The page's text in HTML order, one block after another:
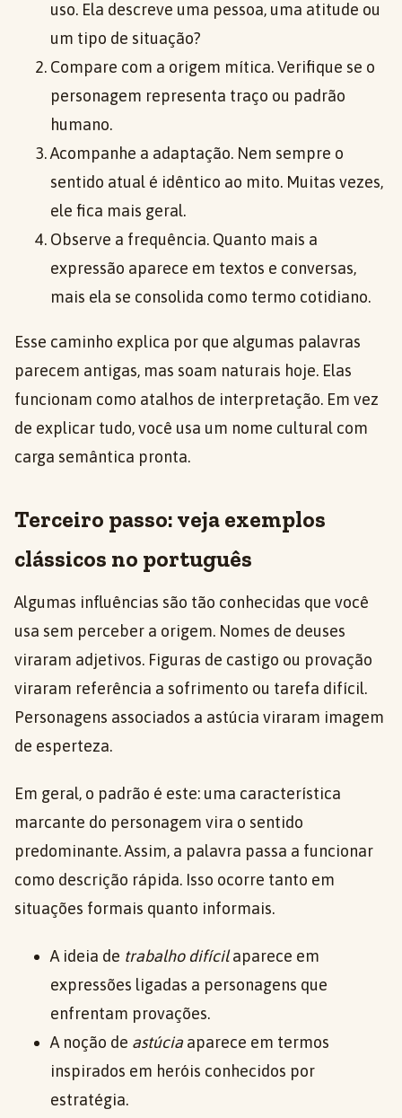
uso. Ela descreve uma pessoa, uma atitude ou
um tipo de situação?
Compare com a origem mítica. Verifique se o
personagem representa traço ou padrão
humano.
Acompanhe a adaptação. Nem sempre o
sentido atual é idêntico ao mito. Muitas vezes,
ele fica mais geral.
Observe a frequência. Quanto mais a
expressão aparece em textos e conversas,
mais ela se consolida como termo cotidiano.
Esse caminho explica por que algumas palavras
parecem antigas, mas soam naturais hoje. Elas
funcionam como atalhos de interpretação. Em vez
de explicar tudo, você usa um nome cultural com
carga semântica pronta.
Terceiro passo: veja exemplos
clássicos no português
Algumas influências são tão conhecidas que você
usa sem perceber a origem. Nomes de deuses
viraram adjetivos. Figuras de castigo ou provação
viraram referência a sofrimento ou tarefa difícil.
Personagens associados a astúcia viraram imagem
de esperteza.
Em geral, o padrão é este: uma característica
marcante do personagem vira o sentido
predominante. Assim, a palavra passa a funcionar
como descrição rápida. Isso ocorre tanto em
situações formais quanto informais.
A ideia de trabalho difícilaparece em
expressões ligadas a personagens que
enfrentam provações.
A noção de astúciaaparece em termos
inspirados em heróis conhecidos por
estratégia.